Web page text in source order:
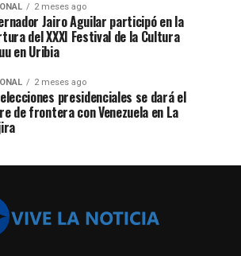
2 meses ago
Jairo Aguilar participó en la
del XXXI Festival de la Cultura
en Uribia
2 meses ago
presidenciales se dará el
de frontera con Venezuela en La